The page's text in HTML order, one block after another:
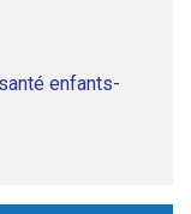
enfants-